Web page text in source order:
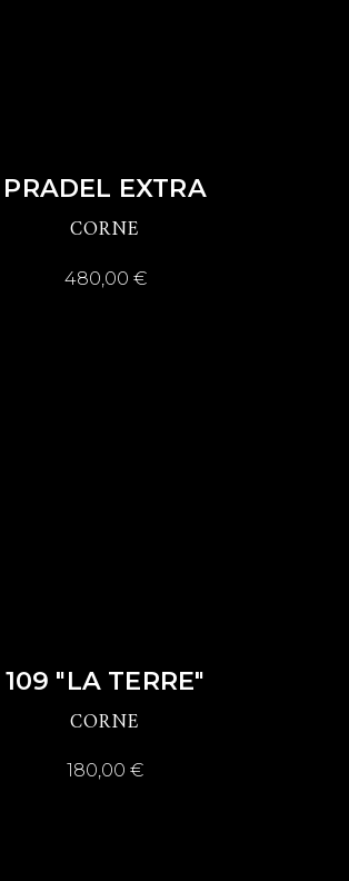
PRADEL EXTRA
CORNE
480,00 €
109 "LA TERRE"
CORNE
180,00€